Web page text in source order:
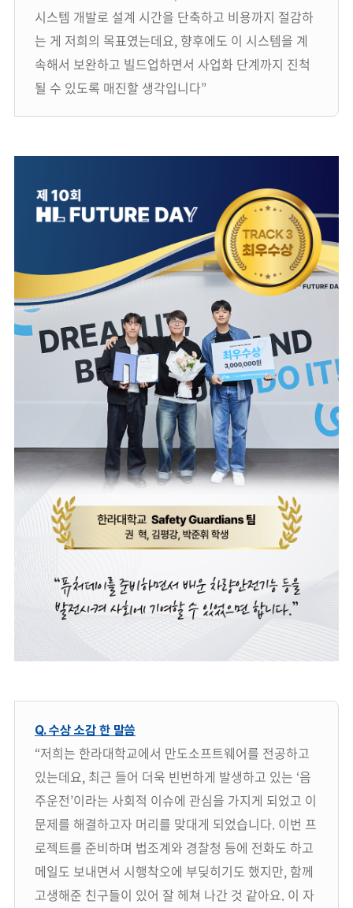
시스템 개발로 설계 시간을 단축하고 비용까지 절감하
는 게 저희의 목표였는데요, 향후에도 이 시스템을 계
속해서 보완하고 빌드업하면서 사업화 단계까지 진척
될 수 있도록 매진할 생각입니다”
Q. 수상 소감 한 말씀
“저희는 한라대학교에서 만도소프트웨어를 전공하고
있는데요, 최근 들어 더욱 빈번하게 발생하고 있는 ‘음
주운전’이라는 사회적 이슈에 관심을 가지게 되었고 이
문제를 해결하고자 머리를 맞대게 되었습니다. 이번 프
로젝트를 준비하며 법조계와 경찰청 등에 전화도 하고
메일도 보내면서 시행착오에 부딪히기도 했지만, 함께
고생해준 친구들이 있어 잘 헤쳐 나간 것 같아요. 이 자